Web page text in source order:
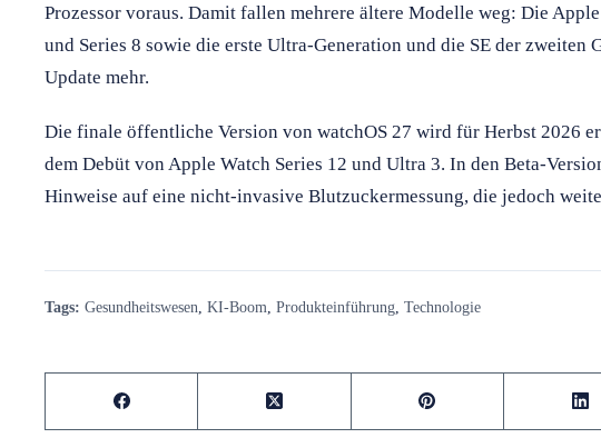
Prozessor voraus. Damit fallen mehrere ältere Modelle weg: Die Apple
und Series 8 sowie die erste Ultra-Generation und die SE der zweiten
Update mehr.
Die finale öffentliche Version von watchOS 27 wird für Herbst 2026
dem Debüt von Apple Watch Series 12 und Ultra 3. In den Beta-
Hinweise auf eine nicht-invasive Blutzuckermessung, die jedoch
Tags: Gesundheitswesen KI-Boom Produkteinführung Technologie